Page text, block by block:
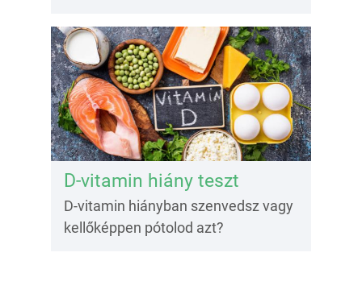
D-vitamin hiány teszt
D-vitamin hiányban szenvedsz vagy
kellőképpen pótolod azt?